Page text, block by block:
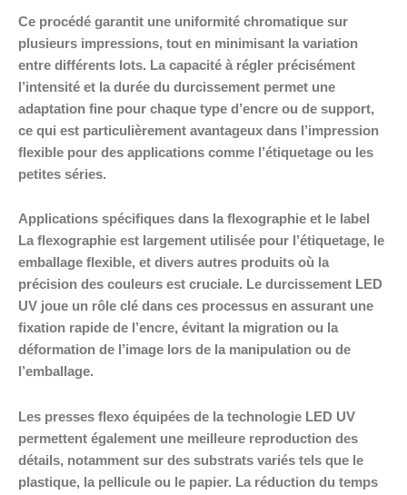
Ce procédé garantit une uniformité chromatique sur
plusieurs impressions, tout en minimisant la variation
entre différents lots. La capacité à régler précisément
l’intensité et la durée du durcissement permet une
adaptation fine pour chaque type d’encre ou de support,
ce qui est particulièrement avantageux dans l’impression
flexible pour des applications comme l’étiquetage ou les
petites séries.
Applications spécifiques dans la flexographie et le label
La flexographie est largement utilisée pour l’étiquetage, le
emballage flexible, et divers autres produits où la
précision des couleurs est cruciale. Le durcissement LED
UV joue un rôle clé dans ces processus en assurant une
fixation rapide de l’encre, évitant la migration ou la
déformation de l’image lors de la manipulation ou de
l’emballage.
Les presses flexo équipées de la technologie LED UV
permettent également une meilleure reproduction des
détails, notamment sur des substrats variés tels que le
plastique, la pellicule ou le papier. La réduction du temps